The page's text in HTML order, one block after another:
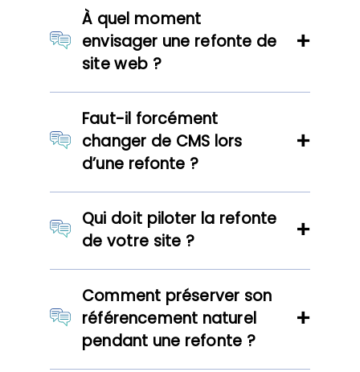
À quel moment
envisager une refonte de
site web ?
Faut-il forcément
changer de CMS lors
d’une refonte ?
Qui doit piloter la refonte
de votre site ?
Comment préserver son
référencement naturel
pendant une refonte ?